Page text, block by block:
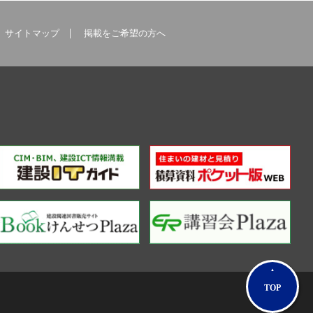
サイトマップ 掲載をご希望の方へ
TOP